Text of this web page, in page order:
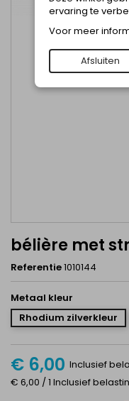
bélière met
Referentie1010144
Metaal kleur
Rhodium zilverkleur
€ 6,00 Inclusief
€ 6,00 / 1 Inclusief
ervaring te
Voor meer
Afsluiten